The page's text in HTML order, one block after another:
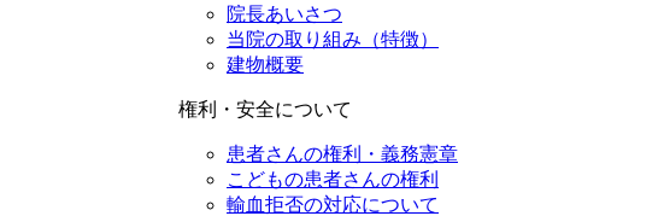
院長あいさつ
当院の取り組み（特徴）
建物概要
権利・安全について
患者さんの権利・義務憲章
こどもの患者さんの権利
輸血拒否の対応について